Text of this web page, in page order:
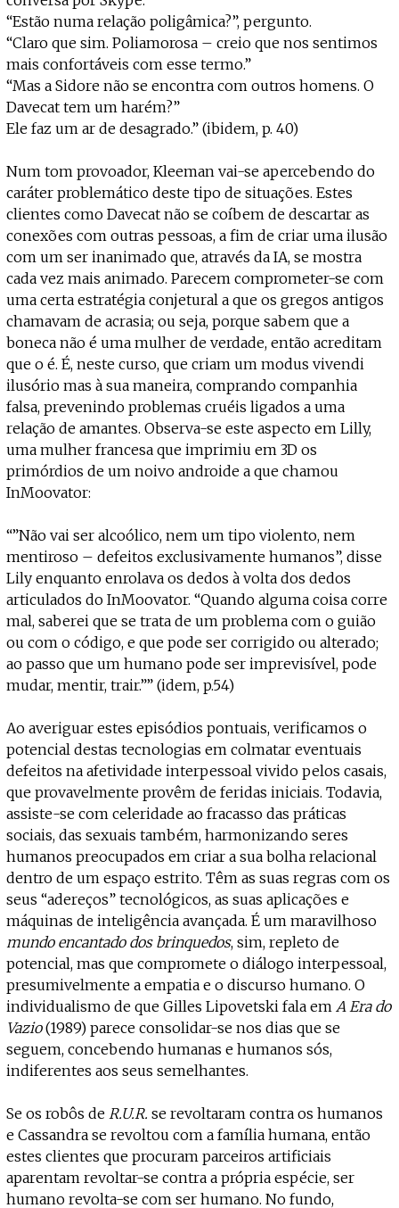
“Estão numa relação poligâmica?”, pergunto.
“Claro que sim. Poliamorosa – creio que nos sentimos
mais confortáveis com esse termo.”
“Mas a Sidore não se encontra com outros homens. O
Davecat tem um harém?”
Ele faz um ar de desagrado.” (ibidem, p. 40)
Num tom provoador, Kleeman vai-se apercebendo do
caráter problemático deste tipo de situações. Estes
clientes como Davecat não se coíbem de descartar as
conexões com outras pessoas, a fim de criar uma ilusão
com um ser inanimado que, através da IA, se mostra
cada vez mais animado. Parecem comprometer-se com
uma certa estratégia conjetural a que os gregos antigos
chamavam de acrasia; ou seja, porque sabem que a
boneca não é uma mulher de verdade, então acreditam
que o é. É, neste curso, que criam um modus vivendi
ilusório mas à sua maneira, comprando companhia
falsa, prevenindo problemas cruéis ligados a uma
relação de amantes. Observa-se este aspecto em Lilly,
uma mulher francesa que imprimiu em 3D os
primórdios de um noivo androide a que chamou
InMoovator:
“”Não vai ser alcoólico, nem um tipo violento, nem
mentiroso – defeitos exclusivamente humanos”, disse
Lily enquanto enrolava os dedos à volta dos dedos
articulados do InMoovator. “Quando alguma coisa corre
mal, saberei que se trata de um problema com o guião
ou com o código, e que pode ser corrigido ou alterado;
ao passo que um humano pode ser imprevisível, pode
mudar, mentir, trair.”” (idem, p.54)
Ao averiguar estes episódios pontuais, verificamos o
potencial destas tecnologias em colmatar eventuais
defeitos na afetividade interpessoal vivido pelos casais,
que provavelmente provêm de feridas iniciais. Todavia,
assiste-se com celeridade ao fracasso das práticas
sociais, das sexuais também, harmonizando seres
humanos preocupados em criar a sua bolha relacional
dentro de um espaço estrito. Têm as suas regras com os
seus “adereços” tecnológicos, as suas aplicações e
máquinas de inteligência avançada. É um maravilhoso
mundo encantado dos brinquedos, sim, repleto de
potencial, mas que compromete o diálogo interpessoal,
presumivelmente a empatia e o discurso humano. O
individualismo de que Gilles Lipovetski fala em A Era do
Vazio(1989) parece consolidar-se nos dias que se
seguem, concebendo humanas e humanos sós,
indiferentes aos seus semelhantes.
Se os robôs de R.U.R. se revoltaram contra os humanos
e Cassandra se revoltou com a família humana, então
estes clientes que procuram parceiros artificiais
aparentam revoltar-se contra a própria espécie, ser
humano revolta-se com ser humano. No fundo,